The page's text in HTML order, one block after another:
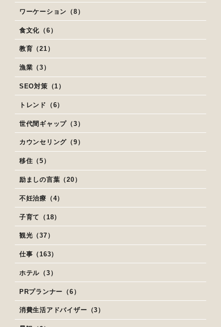
ワーケーション（8）
食文化（6）
教育（21）
漁業（3）
SEO対策（1）
トレンド（6）
世代間ギャップ（3）
カウンセリング（9）
移住（5）
励ましの言葉（20）
不妊治療（4）
子育て（18）
観光（37）
仕事（163）
ホテル（3）
PRプランナー（6）
消費生活アドバイザー（3）